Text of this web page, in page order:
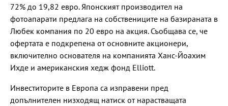
72% до 19,82 евро. Японският производител на
фотоапарати предлага на собствениците на базираната в
Любек компания по 20 евро на акция. Съобщава се, че
офертата е подкрепена от основните акционери,
включително основателя на компанията Ханс-Йоахим
Ихде и американския хедж фонд Elliott.
Инвеститорите в Европа са изправени пред
допълнителен низходящ натиск от нарастващата